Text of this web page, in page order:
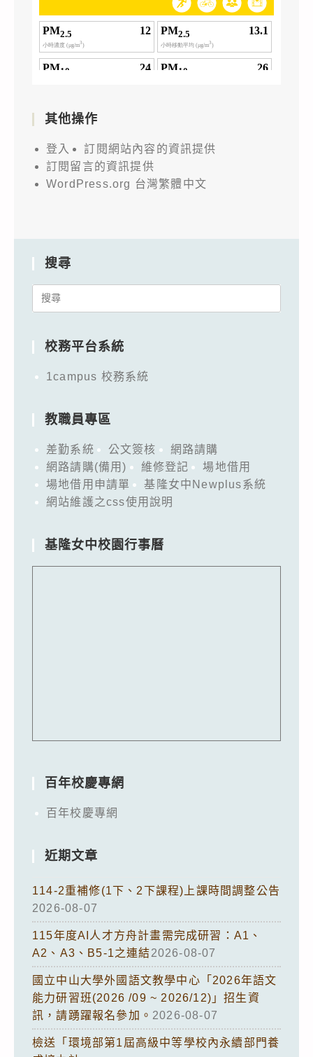
其他操作
登入
訂閱網站內容的資訊提供
訂閱留言的資訊提供
WordPress.org 台灣繁體中文
搜尋
Search
校務平台系統
1campus 校務系統
教職員專區
差勤系統 公文簽核
網路請購
網路請購(備用)
維修登記
場地借用
場地借用申請單
基隆女中Newplus系統
網站維護之css使用說明
基隆女中校園行事曆
百年校慶專網
百年校慶專網
近期文章
114-2重補修(1下、2下課程)上課時間調整公告
2026-08-07
115年度AI人才方舟計畫需完成研習：A1、
A2、A3、B5-1之連結2026-08-07
國立中山大學外國語文教學中心「2026年語文
能力研習班(2026 /09 ~ 2026/12)」招生資
訊，請踴躍報名參加。 2026-08-07
檢送「環境部第1屆高級中等學校內永續部門養